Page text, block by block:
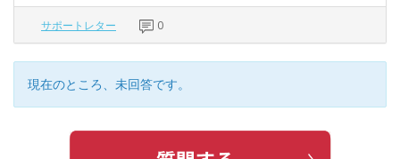
サポートレター 0
現在のところ、未回答です。